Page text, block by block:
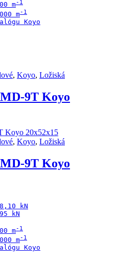
m
m
Koyo
, Koyo, Ložiská
9T Koyo
, Koyo, Ložiská
9T Koyo
kN
kN
m
m
Koyo